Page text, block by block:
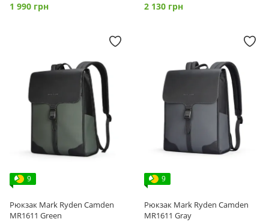
1 990 грн 2 130 грн
9
Рюкзак Mark Ryden Camden
MR1611 Green
9
Рюкзак Mark Ryden Camden
MR1611 Gray